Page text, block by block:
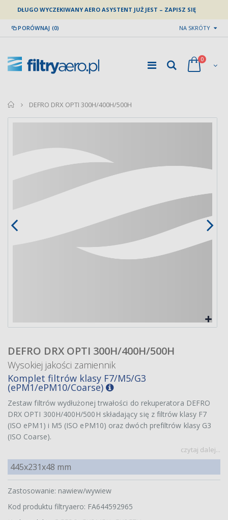
DŁUGO WYCZEKIWANY AERO ASYSTENT JUŻ JEST – ZAPISZ SIĘ
PORÓWNAJ (0) NA SKRÓTY
0
home
DEFRO DRX OPTI 300H/400H/500H
DEFRO DRX OPTI 300H/400H/500H
Wysokiej jakości zamiennik
Komplet filtrów klasy F7/M5/G3
(ePM1/ePM10/Coarse)
Zestaw filtrów wydłużonej trwałości do rekuperatora DEFRO
DRX OPTI 300H/400H/500H składający się z filtrów klasy F7
(ISO ePM1) i M5 (ISO ePM10) oraz dwóch prefiltrów klasy G3
(ISO Coarse).
czytaj dalej...
445x231x48 mm
Zastosowanie: nawiew/wywiew
Kod produktu filtryaero: FA644592965